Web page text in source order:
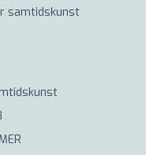
samtidskunst